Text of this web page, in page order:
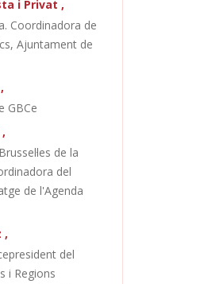
i Privat ,
Coordinadora de
Ajuntament de
GBCe
de la
del
de l'Agenda
,
del
i Regions